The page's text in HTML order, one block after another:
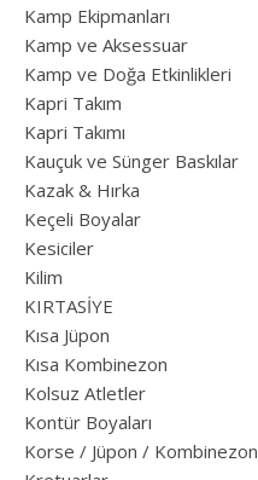
Kamp Ekipmanları
Kamp ve Aksessuar
Kamp ve Doğa Etkinlikleri
Kapri Takım
Kapri Takımı
Kauçuk ve Sünger Baskılar
Kazak & Hırka
Keçeli Boyalar
Kesiciler
Kilim
KIRTASİYE
Kısa Jüpon
Kısa Kombinezon
Kolsuz Atletler
Kontür Boyaları
Korse / Jüpon / Kombinezon